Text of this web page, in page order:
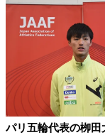
パリ五輪代表の栁田